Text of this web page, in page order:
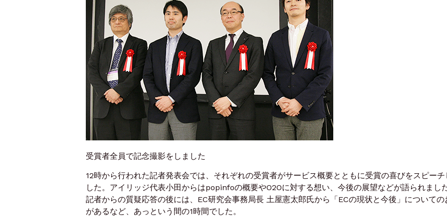
受賞者全員で記念撮影をしました
12時から行われた記者発表会では、それぞれの受賞者がサービス概要とともに受賞の喜びをスピーチ
した。アイリッジ代表小田からはpopinfoの概要やO2Oに対する想い、今後の展望などが語られました
記者からの質疑応答の後には、EC研究会事務局長 土屋憲太郎氏から「ECの現状と今後」についての
があるなど、あっという間の1時間でした。